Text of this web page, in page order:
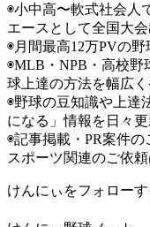
◉小中高〜軟式社会人
エースとして全国大会
◉月間最高12万PVの
◉MLB・NPB・高校野
球上達の方法を幅広
◉野球の豆知識や上達
になる」情報を日々更
◉記事掲載・PR案件
スポーツ関連のご依
けんにぃをフォローす